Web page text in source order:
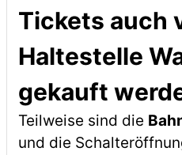
Tickets auch
Haltestelle
gekauft
Teilweise sind die
und die